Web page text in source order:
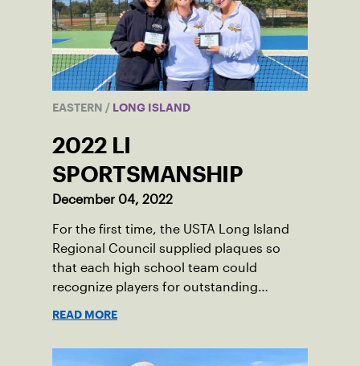
EASTERN / LONG ISLAND
2022 LI
SPORTSMANSHIP
December 04, 2022
For the first time, the USTA Long Island
Regional Council supplied plaques so
that each high school team could
recognize players for outstanding
READ MORE